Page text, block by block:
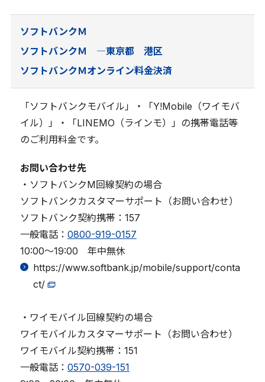
ソフトバンクＭ
ソフトバンクＭ ―東京都 港区
ソフトバンクＭオンライン料金決済
「ソフトバンクモバイル」・「Y!Mobile（ワイモバ
イル）」・「LINEMO（ラインモ）」の携帯電話等
のご利用料金です。
お問い合わせ先
・ソフトバンクM回線契約の場合
ソフトバンクカスタマーサポート（お問い合わせ）
ソフトバンク契約携帯：157
一般電話： 0800-919-0157
10:00～19:00 年中無休
https://www.softbank.jp/mobile/support/conta
ct/
・ワイモバイル回線契約の場合
ワイモバイルカスタマーサポート（お問い合わせ）
ワイモバイル契約携帯：151
一般電話： 0570-039-151